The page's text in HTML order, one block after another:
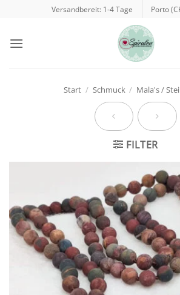
springen
Versandbereit: 1-4 Tage Porto
Start / Schmuck / Mala's /
FILTER